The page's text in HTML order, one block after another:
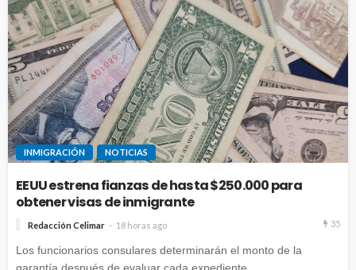
INMIGRACIÓN NOTICIAS
EEUU estrena fianzas de hasta $250.000 para
obtener visas de inmigrante
Redacción Celimar 18 horas ago 35
Los funcionarios consulares determinarán el monto de la
garantía después de evaluar cada expediente